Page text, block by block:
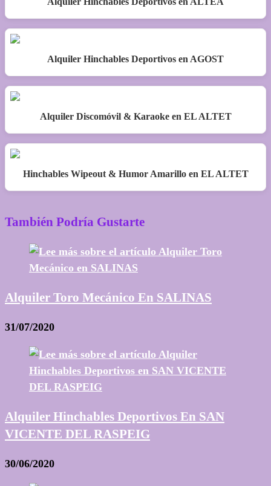
Alquiler Hinchables Deportivos en AGOST
Alquiler Discomóvil & Karaoke en EL ALTET
Hinchables Wipeout & Humor Amarillo en EL ALTET
También Podría Gustarte
Alquiler Toro Mecánico En SALINAS
31/07/2020
Alquiler Hinchables Deportivos En SAN
VICENTE DEL RASPEIG
30/06/2020